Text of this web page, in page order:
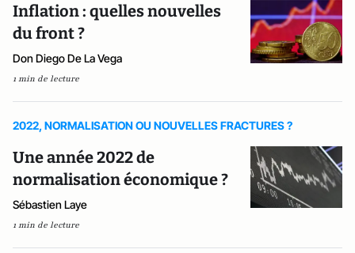
Inflation : quelles nouvelles
du front ?
Don Diego De La Vega
1 min de lecture
2022, NORMALISATION OU NOUVELLES FRACTURES ?
Une année 2022 de
normalisation économique ?
Sébastien Laye
1 min de lecture